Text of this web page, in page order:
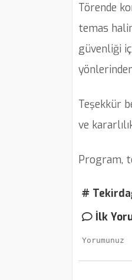
Törende
temas
güvenliği
Teşekkür
ve
Program,
#
İlk